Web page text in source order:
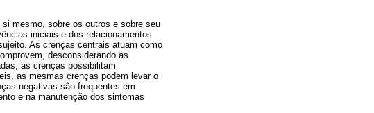
mesmo, sobre os outros e sobre seu
iniciais e dos relacionamentos
As crenças centrais atuam como
desconsiderando as
as crenças possibilitam
as mesmas crenças podem levar o
negativas são frequentes em
e na manutenção dos sintomas